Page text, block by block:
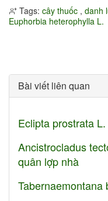
Tags: cây thuốc , danh
Euphorbia heterophylla L.
Bài viết liên quan
Eclipta prostrata
Ancistrocladus
quân lợp nhà
Tabernaemontana